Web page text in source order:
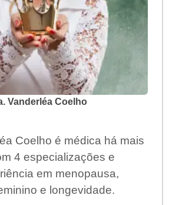
Vanderléa Coelho
Coelho é médica há mais
4 especializações e
em menopausa,
e longevidade.